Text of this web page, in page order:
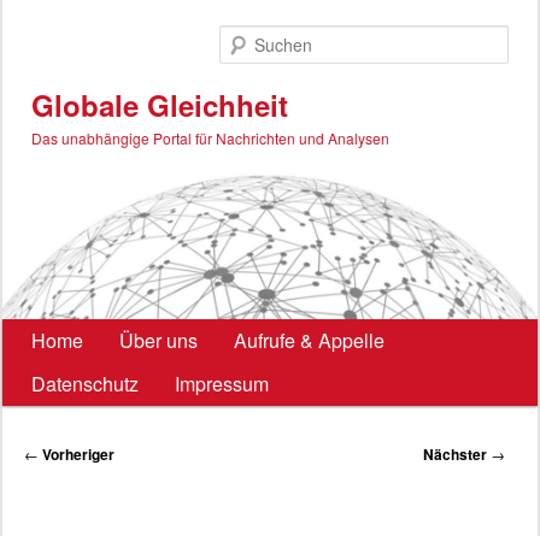
Globale Gleichheit
Das unabhängige Portal für Nachrichten und Analysen
Hauptmenü
Home Über uns
Aufrufe & Appelle
Datenschutz
Impressum
Beitragsnavigation
← Vorheriger Nächster →